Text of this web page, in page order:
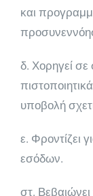
και
δ. Χορηγεί σε
υπο­βολή
ε. Φροντίζει
εσόδων.
στ.